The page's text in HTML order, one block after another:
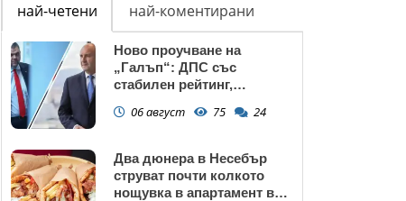
най-четени най-коментирани
Ново проучване на
„Галъп“: ДПС със
стабилен рейтинг,
запазва
06 август 75 24
Два дюнера в Несебър
струват почти колкото
нощувка в апартамент в